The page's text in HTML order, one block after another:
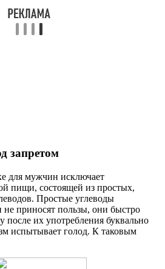
запретом
для мужчин исключает
пищи, состоящей из простых,
Простые углеводы
не приносят пользы, они быстро
после их употребления буквально
испытывает голод. К таковым